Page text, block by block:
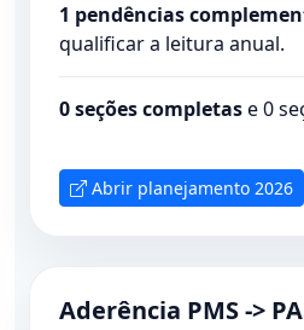
1 pendências
qualificar a leitura anual.
0 seções completase 0
Abrir planejamento 2026
Aderência PMS ->